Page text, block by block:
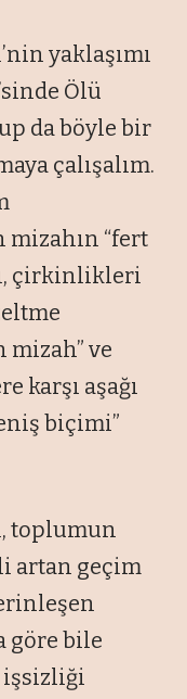
yaklaşımı
Ölü
da böyle bir
çalışalım.
mizahın “fert
çirkinlikleri
mizah” ve
karşı aşağı
biçimi”
toplumun
artan geçim
göre bile
işsizliği